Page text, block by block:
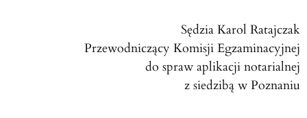
Sędzia Karol Ratajczak
Przewodniczący Komisji Egzaminacyjnej
do spraw aplikacji notarialnej
z siedzibą w Poznaniu